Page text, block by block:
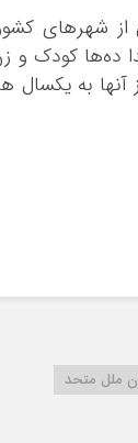
و تعدادی از شهرهای
ده‌ها کودک و
تعدادی از آنها به
ملل متحد